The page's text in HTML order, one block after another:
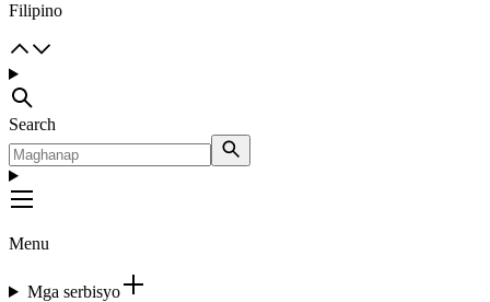
Filipino
Search
Menu
Mga serbisyo